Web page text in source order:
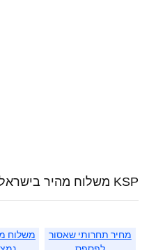
KSP משלוח מהיר בישראל
מחיר תחרותי שאסור
משלוח